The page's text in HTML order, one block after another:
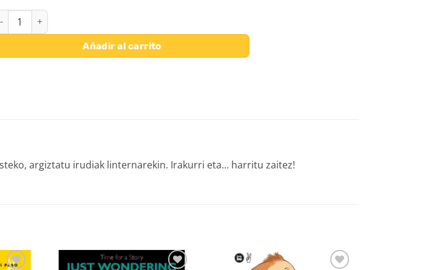
MUNDU MAGIKOA cantidad
Añadir al carrito
argiztatu irudiak linternarekin. Irakurri eta… harritu zaitez!